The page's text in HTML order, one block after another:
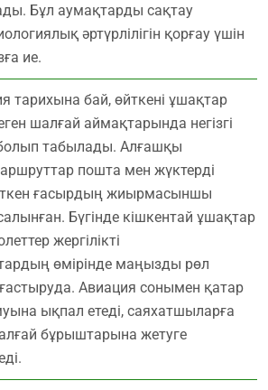
Бұл аумақтарды сақтау
әртүрлілігін қорғау үшін
ие.
тарихына бай, өйткені ұшақтар
шалғай аймақтарында негізгі
табылады. Алғашқы
пошта мен жүктерді
ғасырдың жиырмасыншы
Бүгінде кішкентай ұшақтар
жергілікті
өмірінде маңызды рөл
Авиация сонымен қатар
ықпал етеді, саяхатшыларға
бұрыштарына жетуге